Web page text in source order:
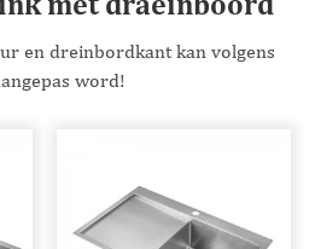
met draeinboord
en dreinbordkant kan volgens
word!